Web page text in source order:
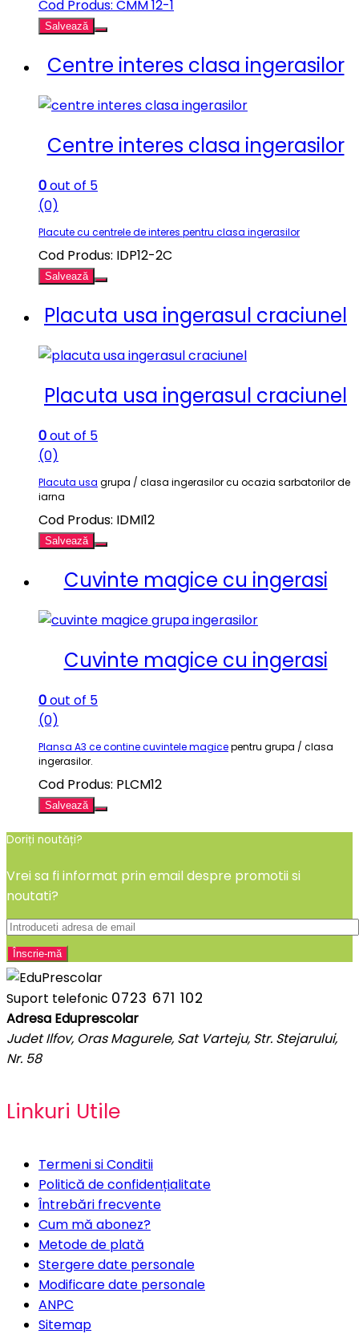
Cod Produs: CMM 12-1
Salvează
Centre interes clasa ingerasilor
Centre interes clasa ingerasilor
0out of 5
(0)
Placute cu centrele de interes pentru clasa ingerasilor
Cod Produs: IDP12-2C
Salvează
Placuta usa ingerasul craciunel
Placuta usa ingerasul craciunel
0out of 5
(0)
Placuta usa grupa / clasa ingerasilor cu ocazia sarbatorilor de
iarna
Cod Produs: IDMI12
Salvează
Cuvinte magice cu ingerasi
Cuvinte magice cu ingerasi
0out of 5
(0)
Plansa A3 ce contine cuvintele magicepentru grupa / clasa
ingerasilor.
Cod Produs: PLCM12
Salvează
Doriți noutăți?
Vrei sa fi informat prin email despre promotii si
noutati?
Suport telefonic 0723 671 102
Adresa Eduprescolar
Judet Ilfov, Oras Magurele, Sat Varteju, Str. Stejarului,
Nr. 58
Linkuri Utile
Termeni si Conditii
Politică de confidențialitate
Întrebări frecvente
Cum mă abonez?
Metode de plată
Stergere date personale
Modificare date personale
ANPC
Sitemap